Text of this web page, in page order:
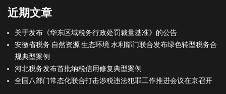
近期文章
关于发布《华东区域税务行政处罚裁量基准》的公告
安徽省税务 自然资源 生态环境 水利部门联合发布绿色转型税务合
规典型案例
河北税务发布首批纳税信用修复典型案例
全国八部门常态化联合打击涉税违法犯罪工作推进会议在京召开